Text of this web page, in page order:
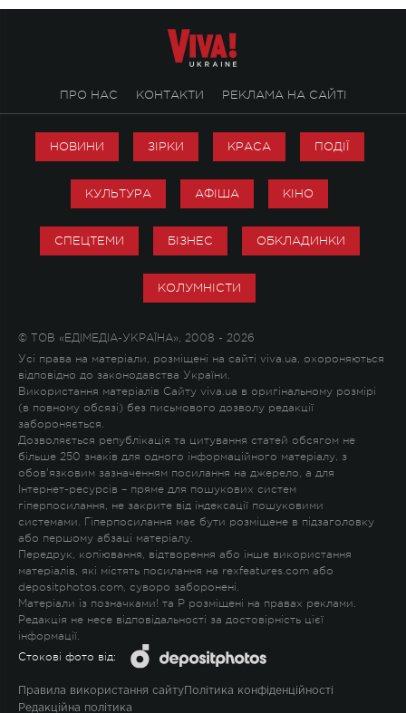
ПРО НАС КОНТАКТИ РЕКЛАМА НА САЙТІ
НОВИНИ ЗІРКИ КРАСА ПОДІЇ
КУЛЬТУРА АФІША КІНО
СПЕЦТЕМИ БІЗНЕС ОБКЛАДИНКИ
КОЛУМНІСТИ
© ТОВ «ЕДІМЕДІА-УКРАЇНА», 2008 - 2026
Усі права на матеріали, розміщені на сайті viva.ua, охороняються
відповідно до законодавства України.
Використання матеріалів Сайту viva.ua в оригінальному розмірі
(в повному обсязі) без письмового дозволу редакції
забороняється.
Дозволяється републікація та цитування статей обсягом не
більше 250 знаків для одного інформаційного матеріалу, з
обов'язковим зазначенням посилання на джерело, а для
Інтернет-ресурсів – пряме для пошукових систем
гіперпосилання, не закрите від індексації пошуковими
системами. Гіперпосилання має бути розміщене в підзаголовку
або першому абзаці матеріалу.
Передрук, копіювання, відтворення або інше використання
матеріалів, які містять посилання на rexfeatures.com або
depositphotos.com, суворо заборонені.
Матеріали із позначками! та P розміщені на правах реклами.
Редакція не несе відповідальності за достовірність цієї
інформації.
Стокові фото від:
Правила використання сайту Політика конфіденційності
Редакційна політика